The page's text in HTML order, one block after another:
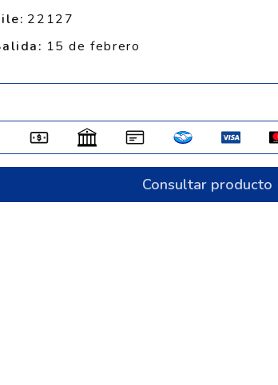
22127
15 de febrero
Consultar producto